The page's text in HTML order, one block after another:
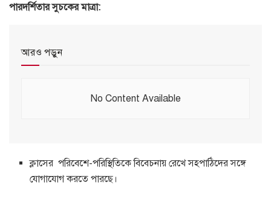
পারদর্শিতার সুচকের মাত্রা:
আরও পড়ুন
No Content Available
ক্লাসের পরিবেশে-পরিস্থিতিকে বিবেচনায় রেখে সহপাঠিদের সঙ্গে
যোগাযোগ করতে পারছে।